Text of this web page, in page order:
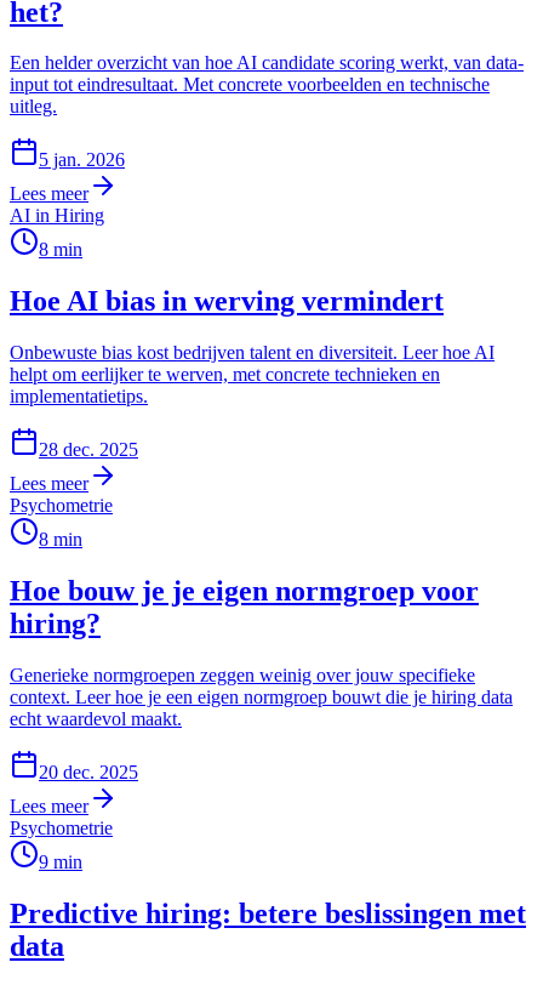
het?
Een helder overzicht van hoe AI candidate scoring werkt, van data-
input tot eindresultaat. Met concrete voorbeelden en technische
uitleg.
5 jan. 2026
Lees meer
AI in Hiring
8 min
Hoe AI bias in werving vermindert
Onbewuste bias kost bedrijven talent en diversiteit. Leer hoe AI
helpt om eerlijker te werven, met concrete technieken en
implementatietips.
28 dec. 2025
Lees meer
Psychometrie
8 min
Hoe bouw je je eigen normgroep voor
hiring?
Generieke normgroepen zeggen weinig over jouw specifieke
context. Leer hoe je een eigen normgroep bouwt die je hiring data
echt waardevol maakt.
20 dec. 2025
Lees meer
Psychometrie
9 min
Predictive hiring: betere beslissingen met
data